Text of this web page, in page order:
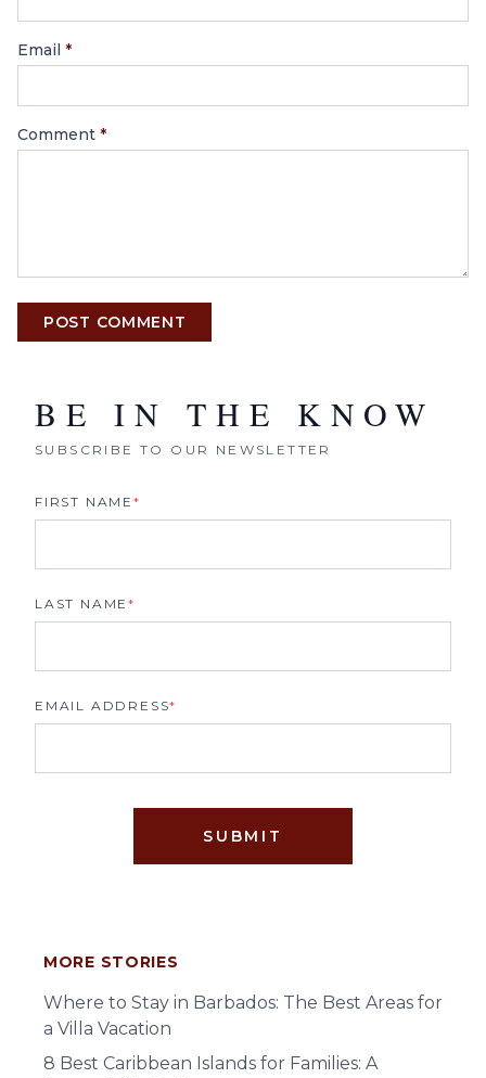
Email *
Comment *
POST COMMENT
BE IN THE KNOW
SUBSCRIBE TO OUR NEWSLETTER
FIRST NAME*
LAST NAME*
EMAIL ADDRESS*
SUBMIT
MORE STORIES
Where to Stay in Barbados: The Best Areas for
a Villa Vacation
8 Best Caribbean Islands for Families: A